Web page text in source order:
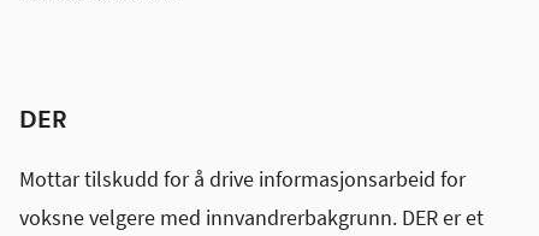
DER
Mottar tilskudd for å drive informasjonsarbeid for
voksne velgere med innvandrerbakgrunn. DER er et